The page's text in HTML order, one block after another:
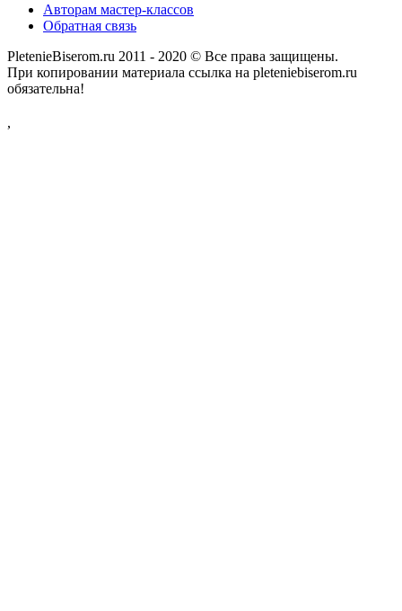
Авторам мастер-классов
Обратная связь
PletenieBiserom.ru 2011 - 2020 © Все права защищены.
При копировании материала ссылка на pleteniebiserom.ru
обязательна!
,